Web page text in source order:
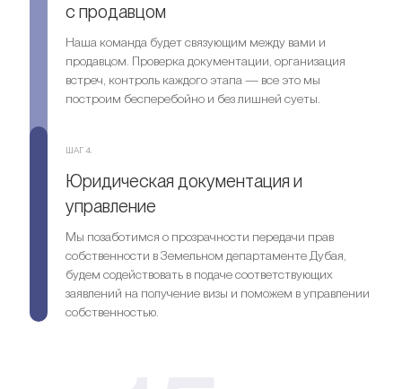
с продавцом
Наша команда будет связующим между вами и
продавцом. Проверка документации, организация
встреч, контроль каждого этапа — все это мы
построим бесперебойно и без лишней суеты.
ШАГ 4.
Юридическая документация и
управление
Мы позаботимся о прозрачности передачи прав
собственности в Земельном департаменте Дубая,
будем содействовать в подаче соответствующих
заявлений на получение визы и поможем в управлении
собственностью.